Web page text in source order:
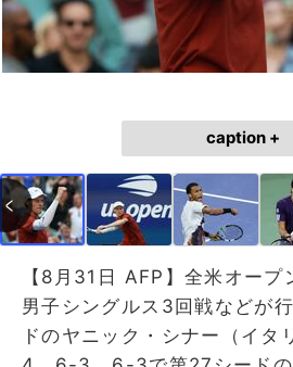
caption +
【8月31日 AFP】全米オープ
男子シングルス3回戦などが
ドのヤニック・シナー（イ